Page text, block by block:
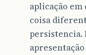
aplicação em
coisa
persistencia.